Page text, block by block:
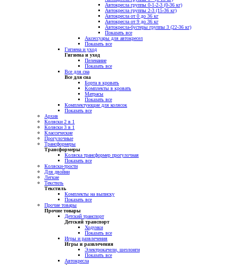
Автокресла группы 0-1-2-3 (0-36 кг)
Автокресла группы 2-3 (15-36 кг)
Автокресла от 0 до 36 кг
Автокресла от 9 до 36 кг
Автокресла-бустеры группы 3 (22-36 кг)
Показать все
Аксессуары для автокресел
Показать все
Гигиена и уход
Гигиена и уход
Пеленание
Показать все
Все для сна
Все для сна
Борта в кровать
Комплекты в кровать
Матрасы
Показать все
Комплектующие для колясок
Показать все
Архив
Коляски 2 в 1
Коляски 3 в 1
Классические
Прогулочные
Трансформеры
Трансформеры
Коляска трансформер прогулочная
Показать все
Коляски-трости
Для двойни
Легкие
Текстиль
Текстиль
Комплекты на выписку
Показать все
Прочие товары
Прочие товары
Детский транспорт
Детский транспорт
Ходунки
Показать все
Игры и развлечения
Игры и развлечения
Электрокачели, шезлонги
Показать все
Автокресла